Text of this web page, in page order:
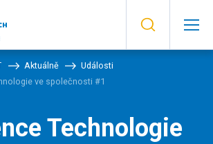
Aktuálně
Události
ve společnosti #1
Technologie